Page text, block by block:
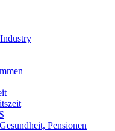
Pensionen